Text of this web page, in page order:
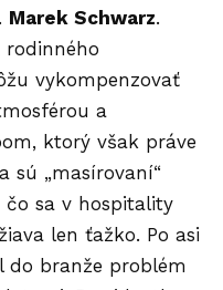
Marek Schwarz.
rodinného
vykompenzovať
a
ktorý však práve
sú „masírovaní“
čo sa v hospitality
len ťažko. Po asi
do branže problém